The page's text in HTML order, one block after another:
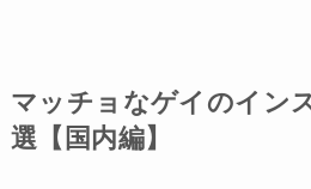
マッチョなゲイのイン
選【国内編】